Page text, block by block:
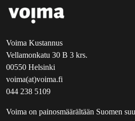
Voima Kustannus
Vellamonkatu 30 B 3 krs.
00550 Helsinki
voima(at)voima.fi
044 238 5109
Voima on painosmäärältään Suomen